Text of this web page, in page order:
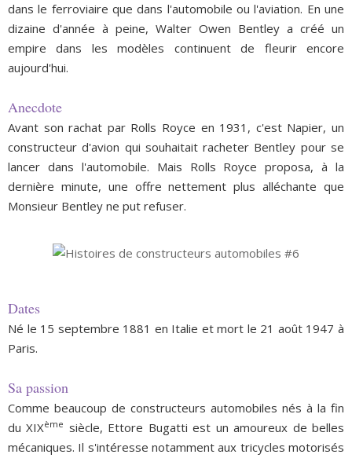
dans le ferroviaire que dans l'automobile ou l'aviation. En une
dizaine d'année à peine, Walter Owen Bentley a créé un
empire dans les modèles continuent de fleurir encore
aujourd'hui.
Anecdote
Avant son rachat par Rolls Royce en 1931, c'est Napier, un
constructeur d'avion qui souhaitait racheter Bentley pour se
lancer dans l'automobile. Mais Rolls Royce proposa, à la
dernière minute, une offre nettement plus alléchante que
Monsieur Bentley ne put refuser.
Dates
Né le 15 septembre 1881 en Italie et mort le 21 août 1947 à
Paris.
Sa passion
Comme beaucoup de constructeurs automobiles nés à la fin
du XIXème siècle, Ettore Bugatti est un amoureux de belles
mécaniques. Il s'intéresse notamment aux tricycles motorisés